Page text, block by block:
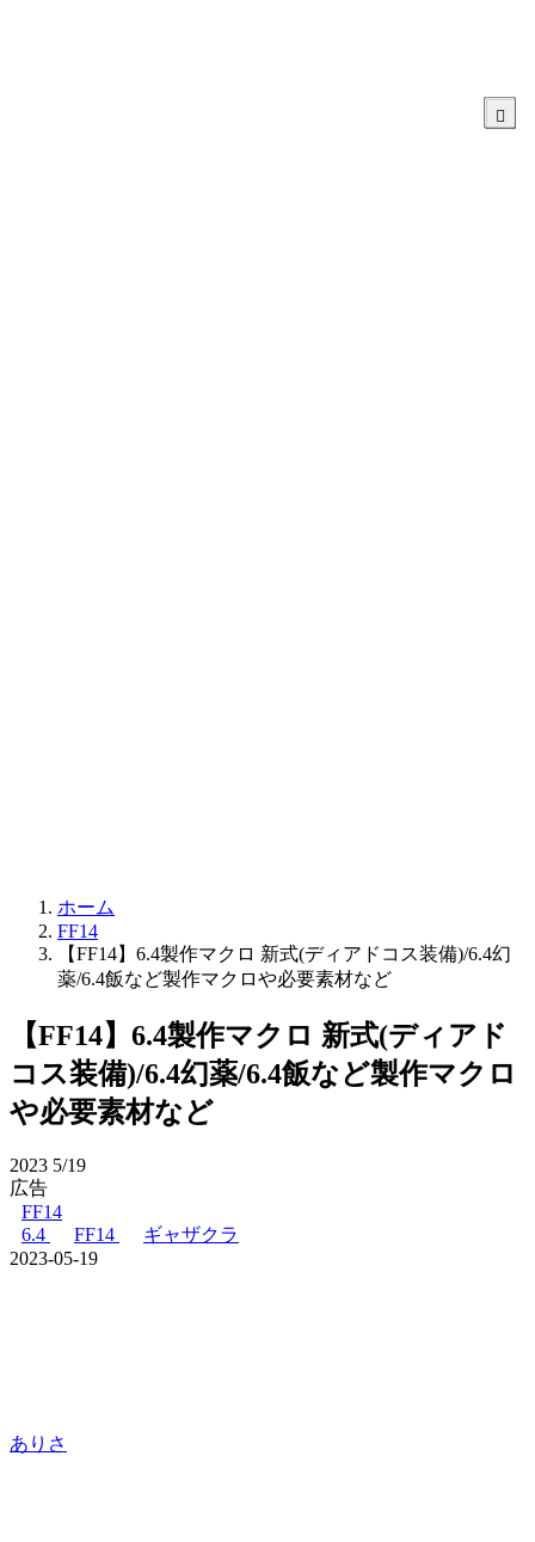
ホーム
FF14
【FF14】6.4製作マクロ 新式(ディアドコス装備)/6.4幻
薬/6.4飯など製作マクロや必要素材など
【FF14】6.4製作マクロ 新式(ディアド
コス装備)/6.4幻薬/6.4飯など製作マクロ
や必要素材など
2023 5/19
広告
FF14
6.4
FF14
ギャザクラ
2023-05-19
ありさ